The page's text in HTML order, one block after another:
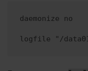
daemonize no
logfile "/